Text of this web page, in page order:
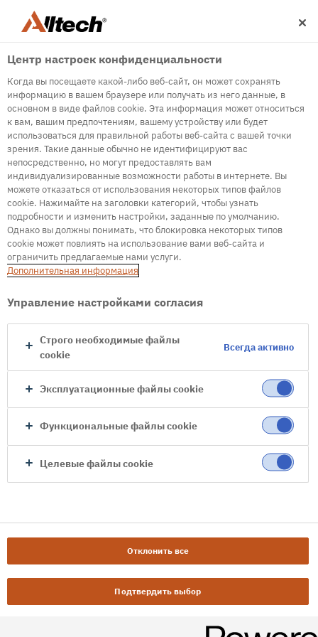
500
Internal Error Server
It seems we're experiencing some technical
difficulties. Try refreshing the page or go to the
homepage
Go to Homepage
Центр настроек конфиденциальности
Когда вы посещаете какой-либо веб-сайт, он может сохранять
информацию в вашем браузере или получать из него данные, в
основном в виде файлов cookie. Эта информация может относиться
к вам, вашим предпочтениям, вашему устройству или будет
использоваться для правильной работы веб-сайта с вашей точки
зрения. Такие данные обычно не идентифицируют вас
непосредственно, но могут предоставлять вам
индивидуализированные возможности работы в интернете. Вы
можете отказаться от использования некоторых типов файлов
cookie. Нажимайте на заголовки категорий, чтобы узнать
подробности и изменить настройки, заданные по умолчанию.
Однако вы должны понимать, что блокировка некоторых типов
cookie может повлиять на использование вами веб-сайта и
ограничить предлагаемые нами услуги.
Дополнительная информация
Управление настройками согласия
Строго необходимые файлы
cookie
Всегда активно
Эксплуатационные файлы cookie
Функциональные файлы cookie
Целевые файлы cookie
Отклонить все
Подтвердить выбор